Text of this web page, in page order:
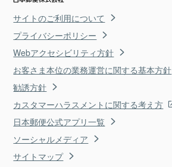
サイトのご利用について
プライバシーポリシー
Webアクセシビリティ方針
お客さま本位の業務運営に関する基本方針
勧誘方針
カスタマーハラスメントに関する考え方
日本郵便公式アプリ一覧
ソーシャルメディア
サイトマップ